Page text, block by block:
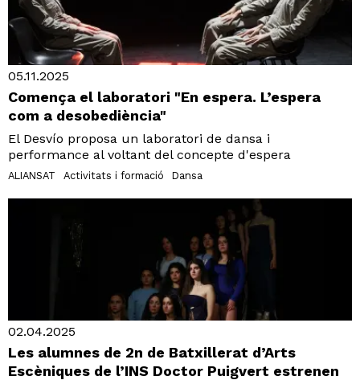
05.11.2025
Comença el laboratori "En espera. L’espera
com a desobediència"
El Desvío proposa un laboratori de dansa i
performance al voltant del concepte d'espera
ALIANSAT Activitats i formació Dansa
02.04.2025
Les alumnes de 2n de Batxillerat d’Arts
Escèniques de l’INS Doctor Puigvert estrenen